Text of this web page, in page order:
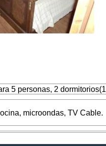
5 personas, 2
microondas, TV Cable.